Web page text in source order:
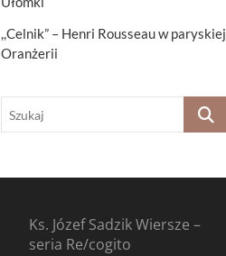
,,Celnik” – Henri Rousseau w paryskiej
Oranżerii
Szukaj
Ks. Józef Sadzik Wiersze –
seria Re/cogito